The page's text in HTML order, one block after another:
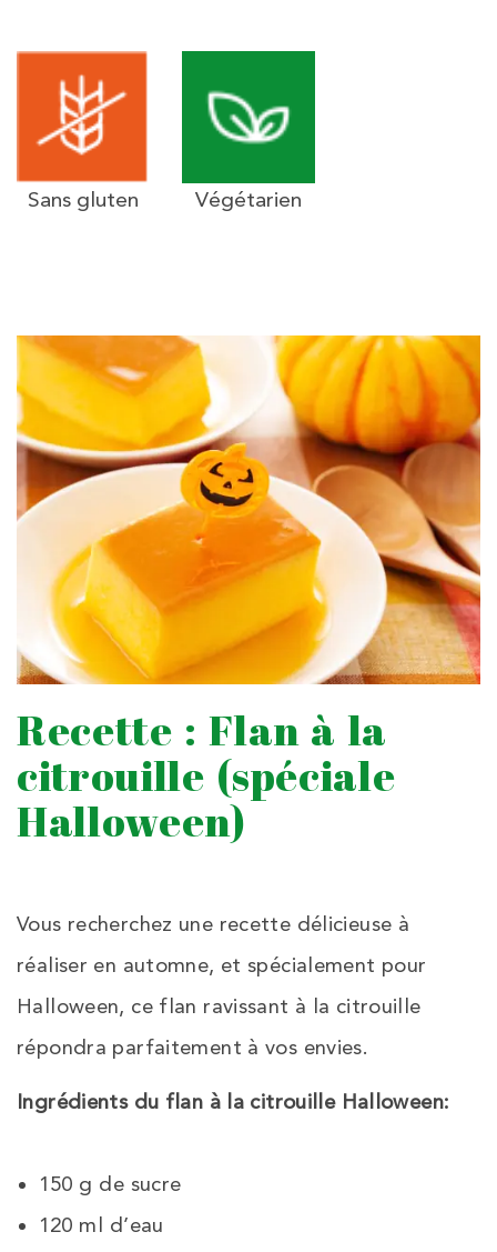
Sans gluten Végétarien
Recette : Flan à la
citrouille (spéciale
Halloween)
Vous recherchez une recette délicieuse à
réaliser en automne, et spécialement pour
Halloween, ce flan ravissant à la citrouille
répondra parfaitement à vos envies.
Ingrédients du flan à la citrouille Halloween:
150 g de sucre
120 ml d’eau